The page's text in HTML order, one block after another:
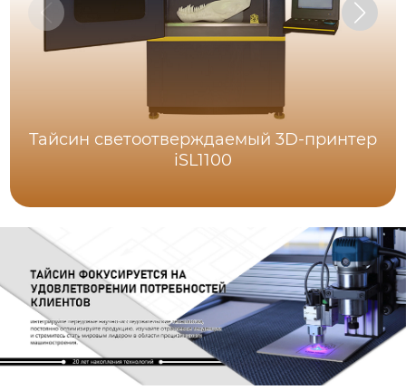
Тайсин светоотверждаемый 3D-принтер
iSL1100